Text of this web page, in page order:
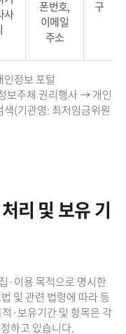
사
폰번호,
이메일
주소
구
정보 포털
주체 권리행사 → 개인
(기관명: 최저임금위원
리 및 보유 기
·이용 목적으로 명시한
및 관련 법령에 따라 등
·보유기간 및 항목은 각
하고 있습니다.